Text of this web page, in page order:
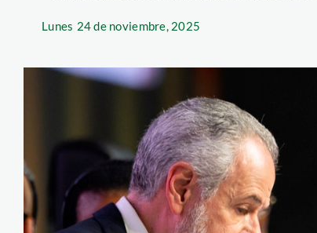
Lunes 24 de noviembre, 2025